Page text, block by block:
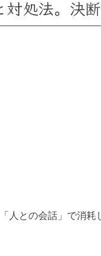
対処法。
との会話」で消耗